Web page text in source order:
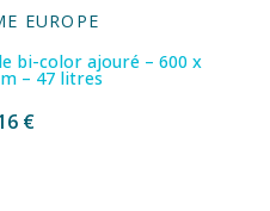
EUROPE
bi-color ajouré – 600 x
– 47 litres
€